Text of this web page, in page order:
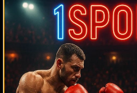
Случайные боксеры
Эгидиюс Каваляускас Хосесито Лопес
Ангело Нунез Руслан Чагаев
Митчелл Александр
Монако
Дэвид Маккласки Пол Ингл
Лемос
Рикардо Снайдерс
Марлон Тапалес
Сергей Наварка
Браун Деррик Коли Марк Рэмзи Сефер